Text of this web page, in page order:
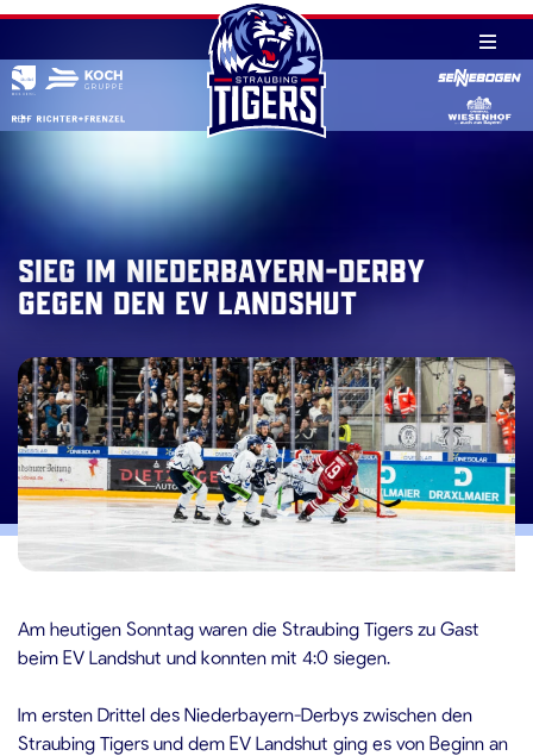
Skip
content
Sieg im Niederbayern-Derby
gegen den EV Landshut
Am heutigen Sonntag waren die Straubing Tigers zu Gast
beim EV Landshut und konnten mit 4:0 siegen.
Im ersten Drittel des Niederbayern-Derbys zwischen den
Straubing Tigers und dem EV Landshut ging es von Beginn an